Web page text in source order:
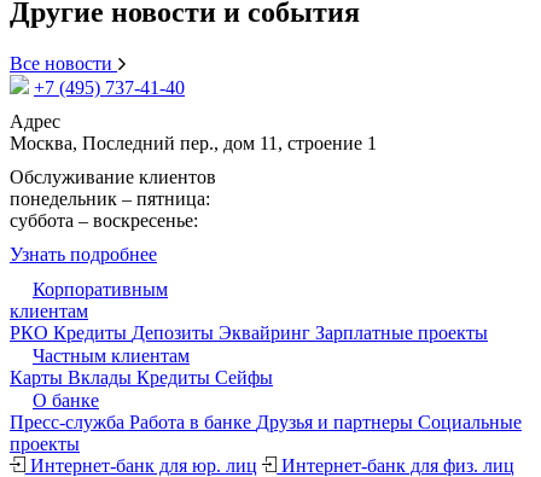
Другие новости и события
Все новости
+7 (495) 737-41-40
Адрес
Москва, Последний пер., дом 11, строение 1
Обслуживание клиентов
понедельник – пятница:
суббота – воскресенье:
Узнать подробнее
Корпоративным
клиентам
РКО Кредиты Депозиты Эквайринг Зарплатные проекты
Частным клиентам
Карты Вклады Кредиты Сейфы
О банке
Пресс-служба Работа в банке Друзья и партнеры Cоциальные
проекты
Интернет-банк для юр. лиц
Интернет-банк для физ. лиц